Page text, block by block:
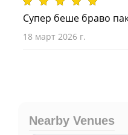
Супер беше браво
18 март 2026 г.
Nearby Venues